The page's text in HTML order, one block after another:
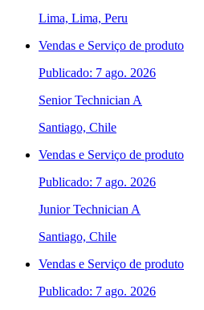
Lima, Lima, Peru
Vendas e Serviço de produto
Publicado: 7 ago. 2026
Senior Technician A
Santiago, Chile
Vendas e Serviço de produto
Publicado: 7 ago. 2026
Junior Technician A
Santiago, Chile
Vendas e Serviço de produto
Publicado: 7 ago. 2026